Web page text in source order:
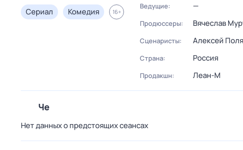
Сериал Комедия 16+
Ведущие: —
Продюссеры: Вячеслав
Сценаристы: Алексей
Страна: Россия
Продакшн: Леан-М
Че
Нет данных о предстоящих сеансах